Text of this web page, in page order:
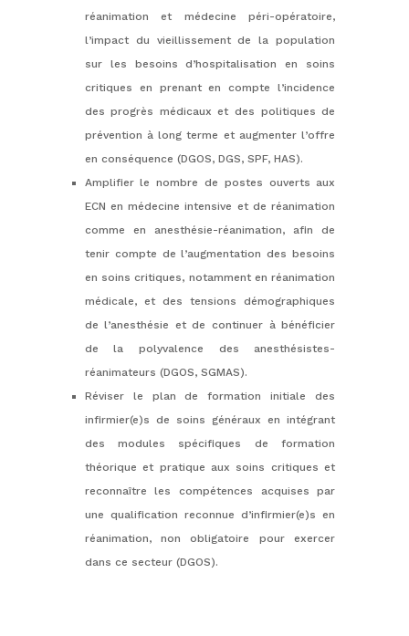
réanimation et médecine péri-opératoire,
l’impact du vieillissement de la population
sur les besoins d’hospitalisation en soins
critiques en prenant en compte l’incidence
des progrès médicaux et des politiques de
prévention à long terme et augmenter l’offre
en conséquence (DGOS, DGS, SPF, HAS).
Amplifier le nombre de postes ouverts aux
ECN en médecine intensive et de réanimation
comme en anesthésie-réanimation, afin de
tenir compte de l’augmentation des besoins
en soins critiques, notamment en réanimation
médicale, et des tensions démographiques
de l’anesthésie et de continuer à bénéficier
de la polyvalence des anesthésistes-
réanimateurs (DGOS, SGMAS).
Réviser le plan de formation initiale des
infirmier(e)s de soins généraux en intégrant
des modules spécifiques de formation
théorique et pratique aux soins critiques et
reconnaître les compétences acquises par
une qualification reconnue d’infirmier(e)s en
réanimation, non obligatoire pour exercer
dans ce secteur (DGOS).